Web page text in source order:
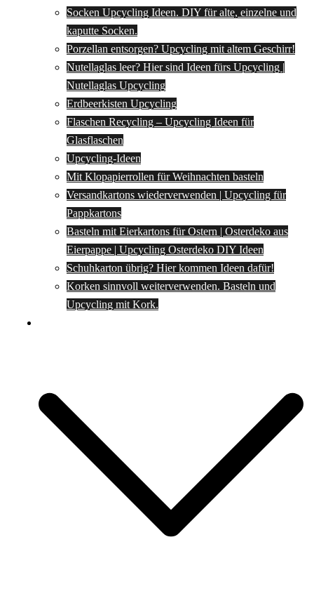
Socken Upcycling Ideen. DIY für alte, einzelne und
kaputte Socken.
Porzellan entsorgen? Upcycling mit altem Geschirr!
Nutellaglas leer? Hier sind Ideen fürs Upcycling |
Nutellaglas Upcycling
Erdbeerkisten Upcycling
Flaschen Recycling – Upcycling Ideen für
Glasflaschen
Upcycling-Ideen
Mit Klopapierrollen für Weihnachten basteln
Versandkartons wiederverwenden | Upcycling für
Pappkartons
Basteln mit Eierkartons für Ostern | Osterdeko aus
Eierpappe | Upcycling Osterdeko DIY Ideen
Schuhkarton übrig? Hier kommen Ideen dafür!
Korken sinnvoll weiterverwenden. Basteln und
Upcycling mit Kork.